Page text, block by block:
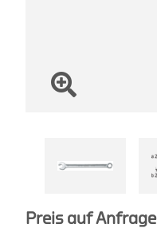
Preis auf Anfrage